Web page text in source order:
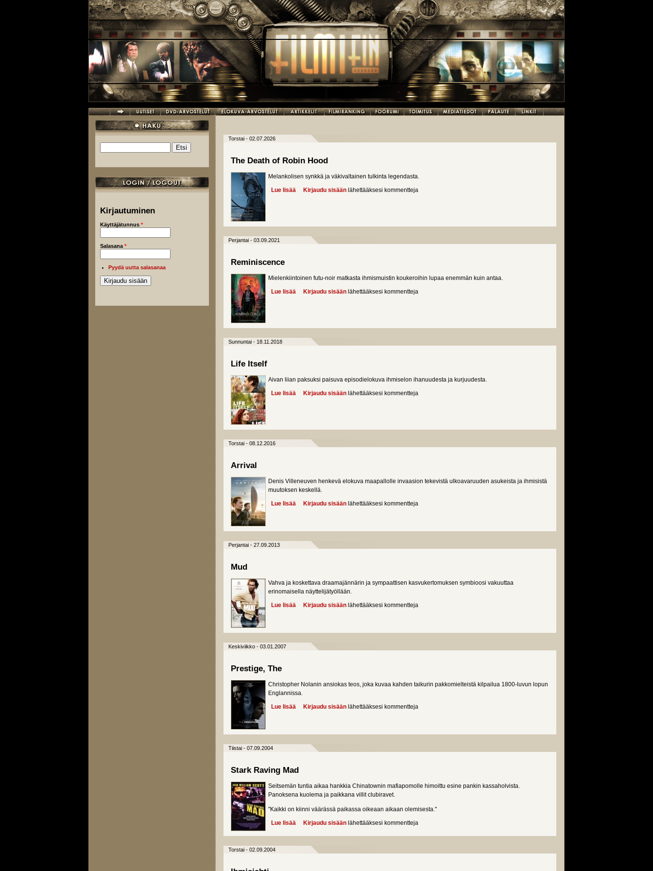
Hakulomake
Kirjautuminen
Käyttäjätunnus *
Salasana *
Pyydä uutta salasanaa
Torstai - 02.07.2026
The Death of Robin Hood
Melankolisen synkkä ja väkivaltainen tulkinta legendasta.
Lue lisää about The Death of Robin Hood
Kirjaudu sisään lähettääksesi kommentteja
Perjantai - 03.09.2021
Reminiscence
Mielenkiintoinen futu-noir matkasta ihmismuistin koukeroihin lupaa enemmän kuin antaa.
Lue lisää about Reminiscence
Kirjaudu sisään lähettääksesi kommentteja
Sunnuntai - 18.11.2018
Life Itself
Aivan liian paksuksi paisuva episodielokuva ihmiselon ihanuudesta ja kurjuudesta.
Lue lisää about Life Itself
Kirjaudu sisään lähettääksesi kommentteja
Torstai - 08.12.2016
Arrival
Denis Villeneuven henkevä elokuva maapallolle invaasion tekevistä ulkoavaruuden asukeista ja ihmisistä
muutoksen keskellä.
Lue lisää about Arrival
Kirjaudu sisään lähettääksesi kommentteja
Perjantai - 27.09.2013
Mud
Vahva ja koskettava draamajännärin ja sympaattisen kasvukertomuksen symbioosi vakuuttaa
erinomaisella näyttelijätyöllään.
Lue lisää about Mud
Kirjaudu sisään lähettääksesi kommentteja
Keskiviikko - 03.01.2007
Prestige, The
Christopher Nolanin ansiokas teos, joka kuvaa kahden taikurin pakkomielteistä kilpailua 1800-luvun lopun
Englannissa.
Lue lisää about Prestige, The
Kirjaudu sisään lähettääksesi kommentteja
Tiistai - 07.09.2004
Stark Raving Mad
Seitsemän tuntia aikaa hankkia Chinatownin mafiapomolle himoittu esine pankin kassaholvista.
Panoksena kuolema ja paikkana villit clubiravet.
"Kaikki on kiinni väärässä paikassa oikeaan aikaan olemisesta."
Lue lisää about Stark Raving Mad
Kirjaudu sisään lähettääksesi kommentteja
Torstai - 02.09.2004